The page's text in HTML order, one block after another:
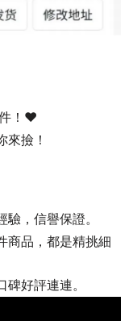
！❤️
撿！
，信譽保證。
商品，都是精挑細
好評連連。